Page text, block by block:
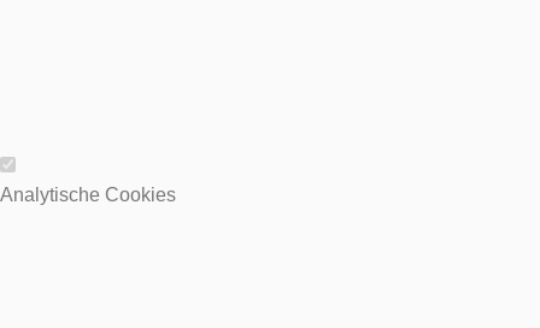
Wesentliche Cookies
Analytische Cookies